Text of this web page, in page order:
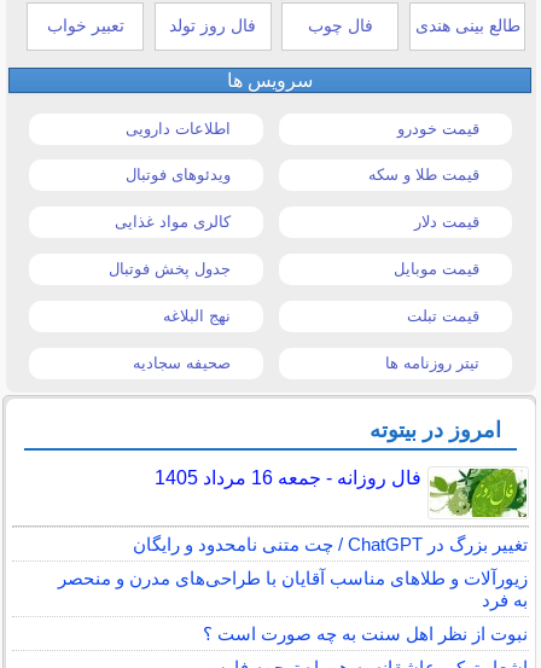
طالع بینی هندی فال چوب فال روز تولد تعبیر خواب
سرویس ها
قیمت خودرو اطلاعات دارویی
قیمت طلا و سکه ویدئوهای فوتبال
قیمت دلار کالری مواد غذایی
قیمت موبایل جدول پخش فوتبال
قیمت تبلت نهج البلاغه
تیتر روزنامه ها صحیفه سجادیه
امروز در بیتوته
فال روزانه - جمعه 16 مرداد 1405
تغییر بزرگ در ChatGPT / چت متنی نامحدود و رایگان
زیورآلات و طلاهای مناسب آقایان با طراحی‌های مدرن و منحصر
به فرد
نبوت از نظر اهل سنت به چه صورت است ؟